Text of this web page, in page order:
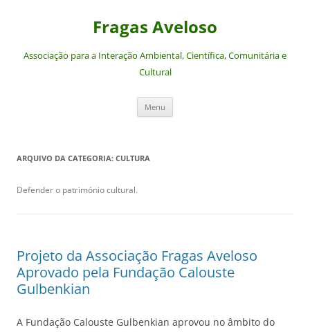
Fragas Aveloso
Associação para a Interação Ambiental, Científica, Comunitária e
Cultural
Menu
ARQUIVO DA CATEGORIA: CULTURA
Defender o património cultural.
Projeto da Associação Fragas Aveloso
Aprovado pela Fundação Calouste
Gulbenkian
A Fundação Calouste Gulbenkian aprovou no âmbito do